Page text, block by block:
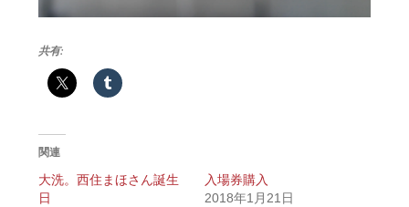
共有:
関連
大洗。西住まほさん誕生
日
入場券購入
2018年1月21日